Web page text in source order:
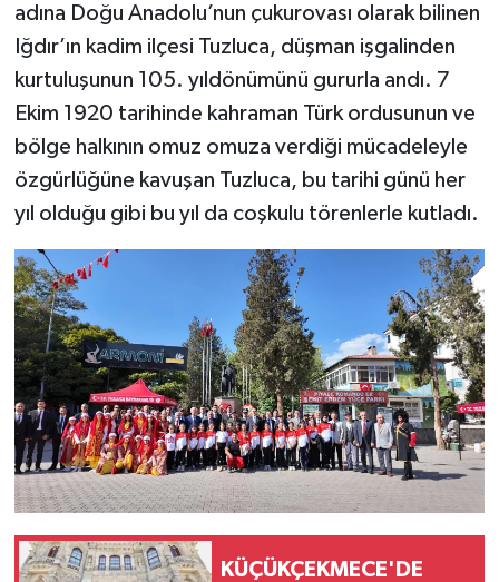
adına Doğu Anadolu’nun çukurovası olarak bilinen
Iğdır’ın kadim ilçesi Tuzluca, düşman işgalinden
kurtuluşunun 105. yıldönümünü gururla andı. 7
Ekim 1920 tarihinde kahraman Türk ordusunun ve
bölge halkının omuz omuza verdiği mücadeleyle
özgürlüğüne kavuşan Tuzluca, bu tarihi günü her
yıl olduğu gibi bu yıl da coşkulu törenlerle kutladı.
KÜÇÜKÇEKMECE'DE